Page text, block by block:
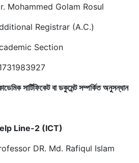
Mohammed Golam Rosul
Registrar (A.C.)
Section
সার্টিফিকেট বা ডকুমেন্ট সম্পর্কিত অনুসন্ধান
Line-2 (ICT)
DR. Md. Rafiqul Islam